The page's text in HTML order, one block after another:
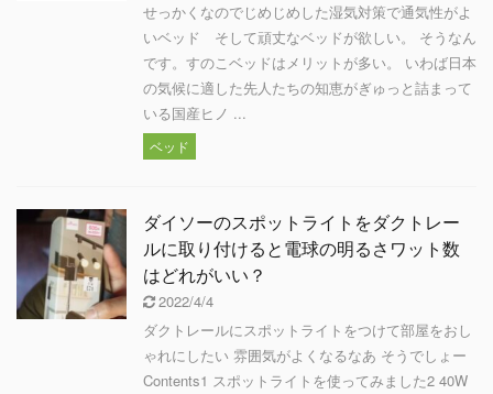
せっかくなのでじめじめした湿気対策で通気性がよ
いベッド そして頑丈なベッドが欲しい。 そうなん
です。すのこベッドはメリットが多い。 いわば日本
の気候に適した先人たちの知恵がぎゅっと詰まって
いる国産ヒノ ...
ベッド
ダイソーのスポットライトをダクトレー
ルに取り付けると電球の明るさワット数
はどれがいい？
2022/4/4
ダクトレールにスポットライトをつけて部屋をおし
ゃれにしたい 雰囲気がよくなるなあ そうでしょー
Contents1 スポットライトを使ってみました2 40W